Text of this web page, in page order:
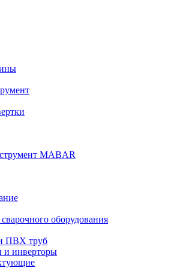
MABAR
оборудования
ПВХ труб
и инверторы